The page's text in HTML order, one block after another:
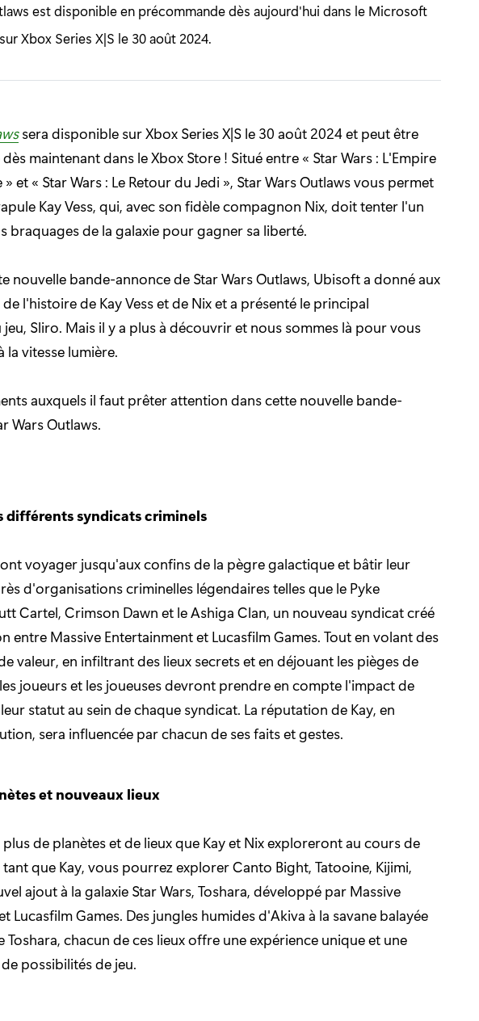
est disponible en précommande dès aujourd'hui dans le Microsoft
Xbox Series X|S le 30 août 2024.
sera disponible sur Xbox Series X|S le 30 août 2024 et peut être
maintenant dans le Xbox Store ! Situé entre « Star Wars : L'Empire
et « Star Wars : Le Retour du Jedi », Star Wars Outlaws vous permet
Kay Vess, qui, avec son fidèle compagnon Nix, doit tenter l'un
braquages de la galaxie pour gagner sa liberté.
nouvelle bande-annonce de Star Wars Outlaws, Ubisoft a donné aux
l'histoire de Kay Vess et de Nix et a présenté le principal
Sliro. Mais il y a plus à découvrir et nous sommes là pour vous
la vitesse lumière.
auxquels il faut prêter attention dans cette nouvelle bande-
Wars Outlaws.
différents syndicats criminels
voyager jusqu'aux confins de la pègre galactique et bâtir leur
d'organisations criminelles légendaires telles que le Pyke
Cartel, Crimson Dawn et le Ashiga Clan, un nouveau syndicat créé
entre Massive Entertainment et Lucasfilm Games. Tout en volant des
valeur, en infiltrant des lieux secrets et en déjouant les pièges de
joueurs et les joueuses devront prendre en compte l'impact de
statut au sein de chaque syndicat. La réputation de Kay, en
sera influencée par chacun de ses faits et gestes.
et nouveaux lieux
de planètes et de lieux que Kay et Nix exploreront au cours de
que Kay, vous pourrez explorer Canto Bight, Tatooine, Kijimi,
ajout à la galaxie Star Wars, Toshara, développé par Massive
Lucasfilm Games. Des jungles humides d'Akiva à la savane balayée
Toshara, chacun de ces lieux offre une expérience unique et une
possibilités de jeu.